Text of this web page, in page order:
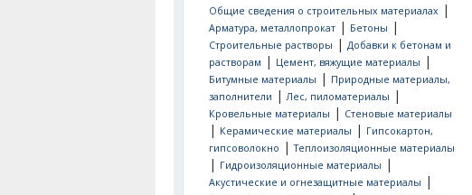
Общие сведения о строительных материалах|
Арматура, металлопрокат| Бетоны |
Строительные растворы | Добавки к бетонам и
растворам | Цемент, вяжущие материалы |
Битумные материалы | Природные материалы,
заполнители |Лес, пиломатериалы |
Кровельные материалы | Стеновые материалы
| Керамические материалы | Гипсокартон,
гипсоволокно |Теплоизоляционные материалы
| Гидроизоляционные материалы |
Акустические и огнезащитные материалы |